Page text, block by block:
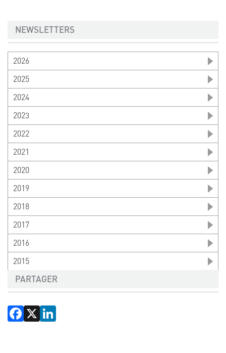
NEWSLETTERS
2026
2025
2024
2023
2022
2021
2020
2019
2018
2017
2016
2015
PARTAGER
Facebook
X